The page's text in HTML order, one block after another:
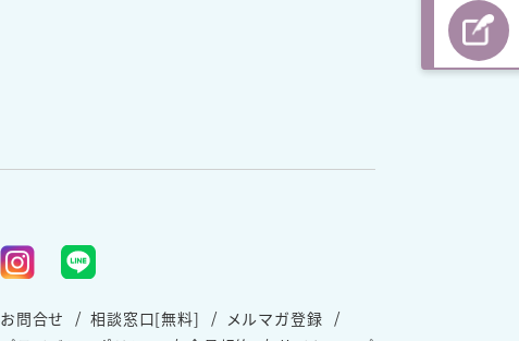
お問合せ 相談窓口[無料]
メルマガ登録